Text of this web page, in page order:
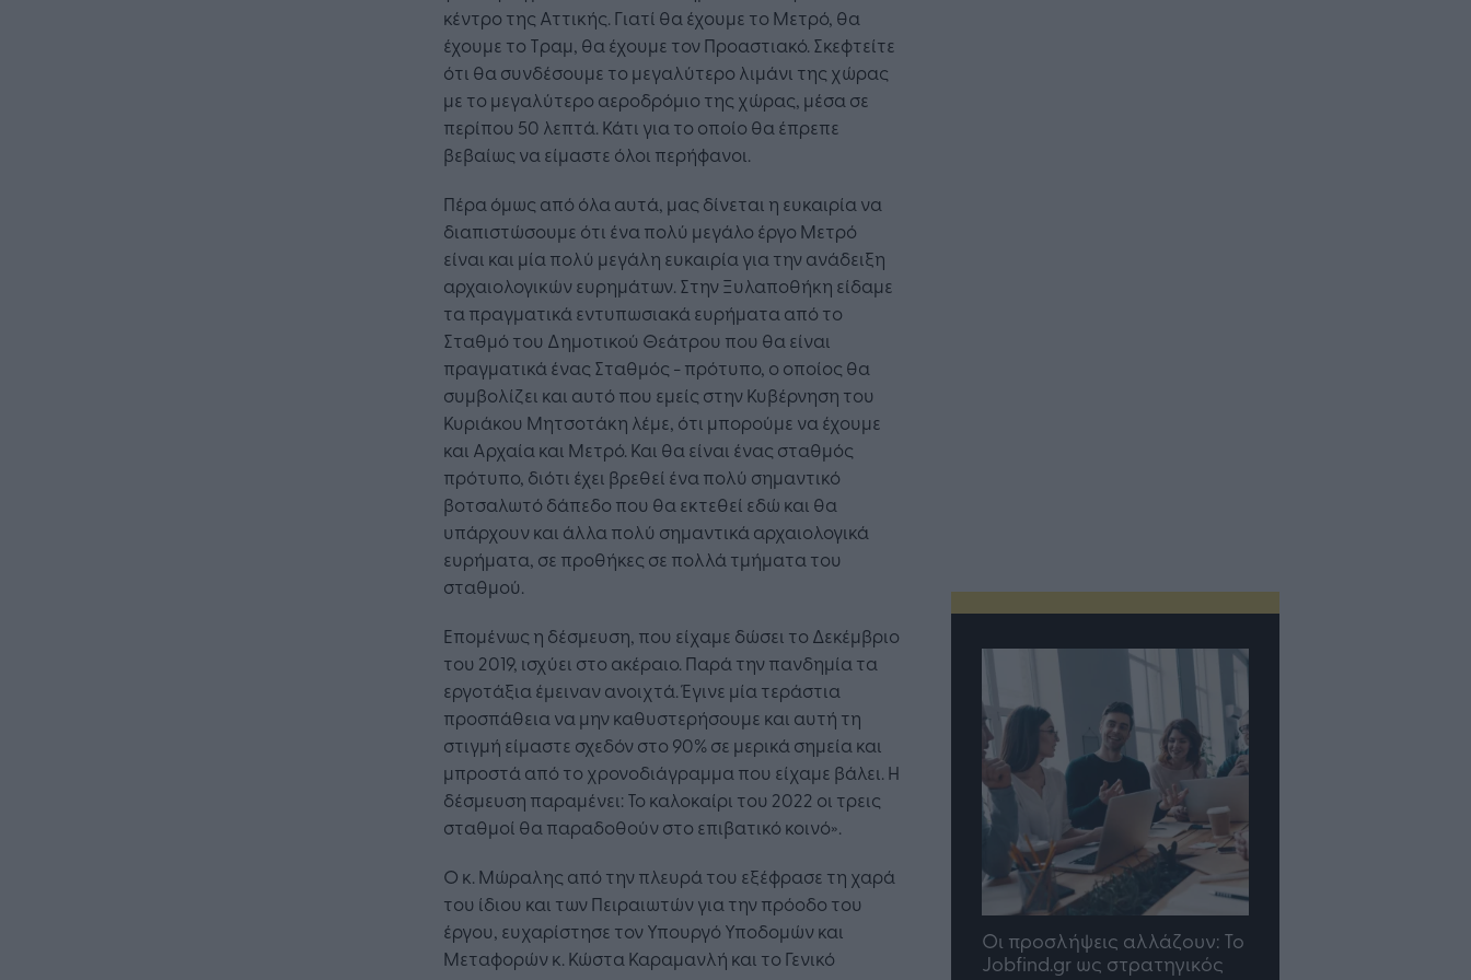
κέντρο της Αττικής. Γιατί θα έχουμε το Μετρό, θα
έχουμε το Τραμ, θα έχουμε τον Προαστιακό. Σκεφτείτε
ότι θα συνδέσουμε το μεγαλύτερο λιμάνι της χώρας
με το μεγαλύτερο αεροδρόμιο της χώρας, μέσα σε
περίπου 50 λεπτά. Κάτι για το οποίο θα έπρεπε
βεβαίως να είμαστε όλοι περήφανοι.
Πέρα όμως από όλα αυτά, μας δίνεται η ευκαιρία να
διαπιστώσουμε ότι ένα πολύ μεγάλο έργο Μετρό
είναι και μία πολύ μεγάλη ευκαιρία για την ανάδειξη
αρχαιολογικών ευρημάτων. Στην Ξυλαποθήκη είδαμε
τα πραγματικά εντυπωσιακά ευρήματα από το
Σταθμό του Δημοτικού Θεάτρου που θα είναι
πραγματικά ένας Σταθμός - πρότυπο, ο οποίος θα
συμβολίζει και αυτό που εμείς στην Κυβέρνηση του
Κυριάκου Μητσοτάκη λέμε, ότι μπορούμε να έχουμε
και Αρχαία και Μετρό. Και θα είναι ένας σταθμός
πρότυπο, διότι έχει βρεθεί ένα πολύ σημαντικό
βοτσαλωτό δάπεδο που θα εκτεθεί εδώ και θα
υπάρχουν και άλλα πολύ σημαντικά αρχαιολογικά
ευρήματα, σε προθήκες σε πολλά τμήματα του
σταθμού.
Επομένως η δέσμευση, που είχαμε δώσει το Δεκέμβριο
του 2019, ισχύει στο ακέραιο. Παρά την πανδημία τα
εργοτάξια έμειναν ανοιχτά. Έγινε μία τεράστια
προσπάθεια να μην καθυστερήσουμε και αυτή τη
στιγμή είμαστε σχεδόν στο 90% σε μερικά σημεία και
μπροστά από το χρονοδιάγραμμα που είχαμε βάλει. Η
δέσμευση παραμένει: Το καλοκαίρι του 2022 οι τρεις
σταθμοί θα παραδοθούν στο επιβατικό κοινό».
Ο κ. Μώραλης από την πλευρά του εξέφρασε τη χαρά
του ίδιου και των Πειραιωτών για την πρόοδο του
έργου, ευχαρίστησε τον Υπουργό Υποδομών και
Μεταφορών κ. Κώστα Καραμανλή και το Γενικό
Η Τεχνητή Νοημοσύνη: το νέο
λειτουργικό σύστημα της
Οι προσλήψεις αλλάζουν: To
Jobfind.gr ως στρατηγικός
TP Greece: Πώς
διαμορφώνεται το μέλλον